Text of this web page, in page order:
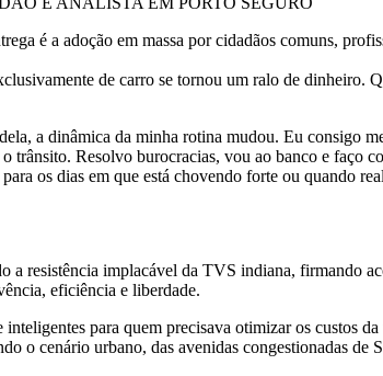
é a adoção em massa por cidadãos comuns,
de carro se tornou um ralo de dinheiro.
a dinâmica da minha rotina mudou. Eu consigo
Resolvo burocracias, vou ao banco e faço
os dias em que está chovendo forte ou quando
resistência implacável da TVS indiana, firmando
eficiência e liberdade.
para quem precisava otimizar os custos
o cenário urbano, das avenidas congestionadas de